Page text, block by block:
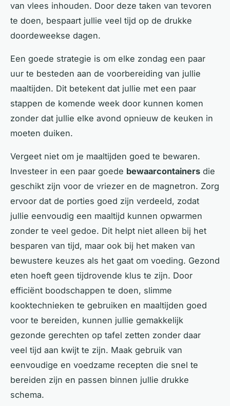
van vlees inhouden. Door deze taken van tevoren
te doen, bespaart jullie veel tijd op de drukke
doordeweekse dagen.
Een goede strategie is om elke zondag een paar
uur te besteden aan de voorbereiding van jullie
maaltijden. Dit betekent dat jullie met een paar
stappen de komende week door kunnen komen
zonder dat jullie elke avond opnieuw de keuken in
moeten duiken.
Vergeet niet om je maaltijden goed te bewaren.
Investeer in een paar goede bewaarcontainers die
geschikt zijn voor de vriezer en de magnetron. Zorg
ervoor dat de porties goed zijn verdeeld, zodat
jullie eenvoudig een maaltijd kunnen opwarmen
zonder te veel gedoe. Dit helpt niet alleen bij het
besparen van tijd, maar ook bij het maken van
bewustere keuzes als het gaat om voeding. Gezond
eten hoeft geen tijdrovende klus te zijn. Door
efficiënt boodschappen te doen, slimme
kooktechnieken te gebruiken en maaltijden goed
voor te bereiden, kunnen jullie gemakkelijk
gezonde gerechten op tafel zetten zonder daar
veel tijd aan kwijt te zijn. Maak gebruik van
eenvoudige en voedzame recepten die snel te
bereiden zijn en passen binnen jullie drukke
schema.